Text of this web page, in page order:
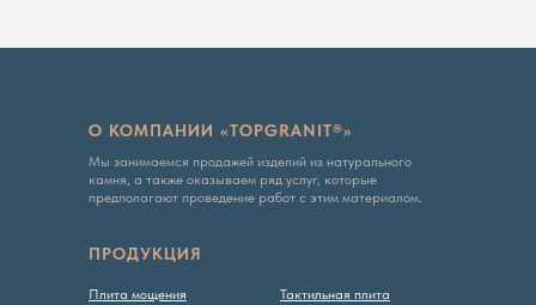
О КОМПАНИИ «TOPGRANIT®»
Мы занимаемся продажей изделий из натурального
камня, а также оказываем ряд услуг, которые
предполагают проведение работ с этим материалом.
Тактильная плита
ПРОДУКЦИЯ
Плита мощения